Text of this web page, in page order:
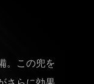
。この兜を